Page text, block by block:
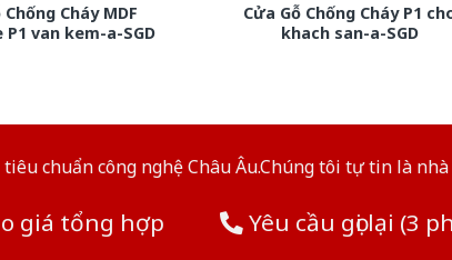
Chống Cháy MDF
P1 van kem-a-SGD
Cửa Gỗ Chống Cháy P1
khach san-a-SGD
chuẩn công nghệ Châu Âu.Chúng tôi tự tin là
giá tổng hợp Yêu cầu gọi lại (3